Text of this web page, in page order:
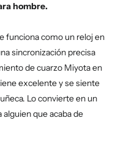
hombre.
funciona como un reloj en
sincronización precisa
de cuarzo Miyota en
excelente y se siente
Lo convierte en un
que acaba de